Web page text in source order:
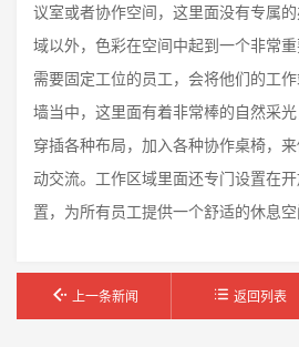
议室或者协作空间，这里面没有专属
域以外，色彩在空间中起到一个非常
需要固定工位的员工，会将他们的工
墙当中，这里面有着非常棒的自然采
穿插各种布局，加入各种协作桌椅，
动交流。工作区域里面还专门设置在
置，为所有员工提供一个舒适的休息空
上一条新闻 返回列表